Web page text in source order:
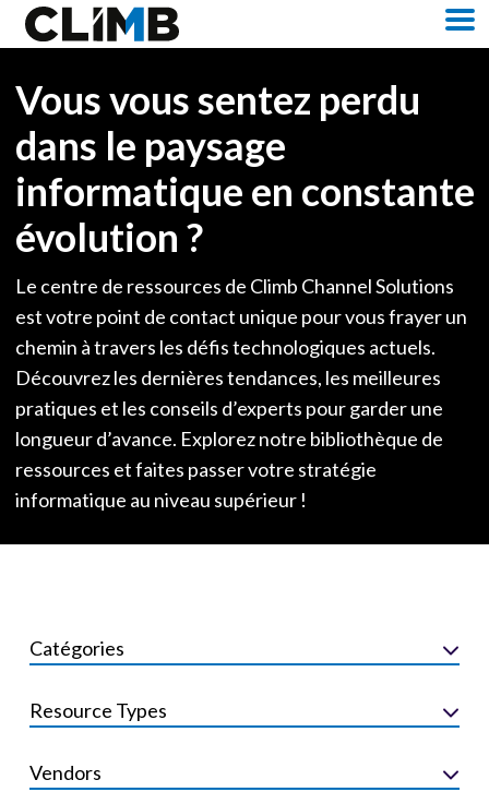
Skip Navigation
Vous vous sentez perdu
dans le paysage
informatique en constante
évolution ?
Le centre de ressources de Climb Channel Solutions
est votre point de contact unique pour vous frayer un
chemin à travers les défis technologiques actuels.
Découvrez les dernières tendances, les meilleures
pratiques et les conseils d’experts pour garder une
longueur d’avance. Explorez notre bibliothèque de
ressources et faites passer votre stratégie
informatique au niveau supérieur !
Catégories
Resource Types
Vendors